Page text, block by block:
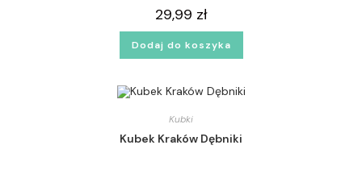
29,99 zł
Dodaj do koszyka
Kubki
Kubek Kraków Dębniki